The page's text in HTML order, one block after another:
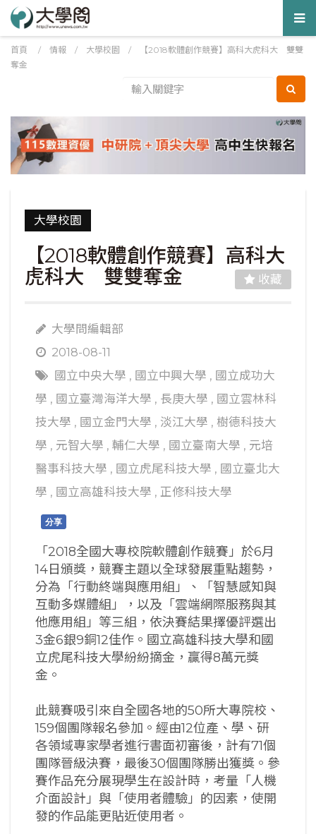
首頁 / 情報 / 大學校園 /
【2018軟體創作競賽】高科大虎科大 雙雙
奪金
大學校園
【2018軟體創作競賽】高科大
虎科大 雙雙奪金
收藏
大學問編輯部
2018-08-11
國立中央大學 , 國立中興大學 , 國立成功大
學 , 國立臺灣海洋大學 , 長庚大學 , 國立雲林科
技大學 , 國立金門大學 , 淡江大學 , 樹德科技大
學 , 元智大學 , 輔仁大學 , 國立臺南大學 , 元培
醫事科技大學 , 國立虎尾科技大學 , 國立臺北大
學 , 國立高雄科技大學 , 正修科技大學
分享
「2018全國大專校院軟體創作競賽」於6月
14日頒獎，競賽主題以全球發展重點趨勢，
分為「行動終端與應用組」、「智慧感知與
互動多媒體組」，以及「雲端網際服務與其
他應用組」等三組，依決賽結果擇優評選出
3金6銀9銅12佳作。國立高雄科技大學和國
立虎尾科技大學紛紛摘金，贏得8萬元獎
金。
此競賽吸引來自全國各地的50所大專院校、
159個團隊報名參加。經由12位產、學、研
各領域專家學者進行書面初審後，計有71個
團隊晉級決賽，最後30個團隊勝出獲獎。參
賽作品充分展現學生在設計時，考量「人機
介面設計」與「使用者體驗」的因素，使開
發的作品能更貼近使用者。